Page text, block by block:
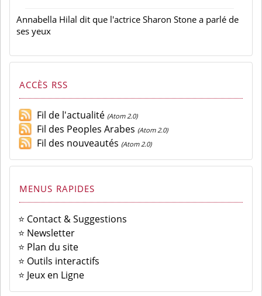
Annabella Hilal dit que l'actrice Sharon Stone a parlé de
ses yeux
ACCÈS RSS
Fil de l'actualité (Atom 2.0)
Fil des Peoples Arabes (Atom 2.0)
Fil des nouveautés (Atom 2.0)
MENUS RAPIDES
⭐ Contact & Suggestions
⭐ Newsletter
⭐ Plan du site
⭐ Outils interactifs
⭐ Jeux en Ligne